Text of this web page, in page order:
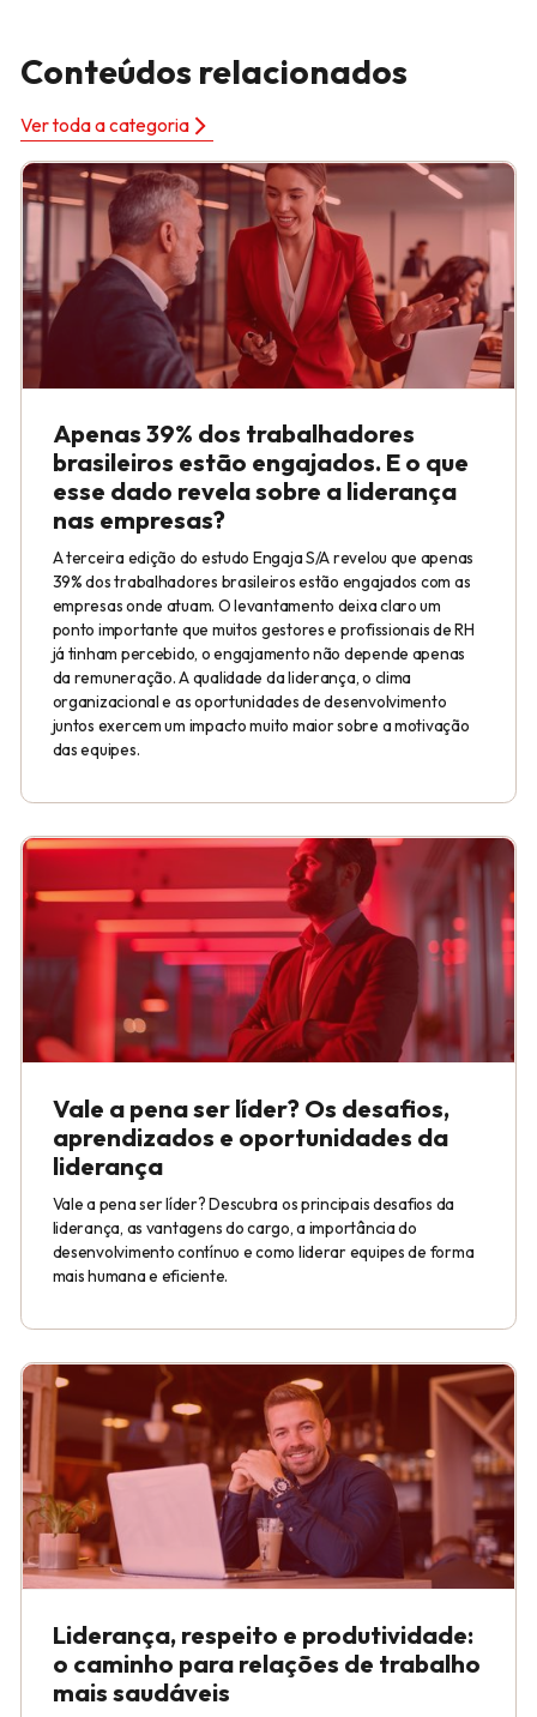
Conteúdos relacionados
Ver toda a categoria
Apenas 39% dos trabalhadores
brasileiros estão engajados. E o que
esse dado revela sobre a liderança
nas empresas?
A terceira edição do estudo Engaja S/A revelou que apenas
39% dos trabalhadores brasileiros estão engajados com as
empresas onde atuam. O levantamento deixa claro um
ponto importante que muitos gestores e profissionais de RH
já tinham percebido, o engajamento não depende apenas
da remuneração. A qualidade da liderança, o clima
organizacional e as oportunidades de desenvolvimento
juntos exercem um impacto muito maior sobre a motivação
das equipes.
Vale a pena ser líder? Os desafios,
aprendizados e oportunidades da
liderança
Vale a pena ser líder? Descubra os principais desafios da
liderança, as vantagens do cargo, a importância do
desenvolvimento contínuo e como liderar equipes de forma
mais humana e eficiente.
Liderança, respeito e produtividade:
o caminho para relações de trabalho
mais saudáveis